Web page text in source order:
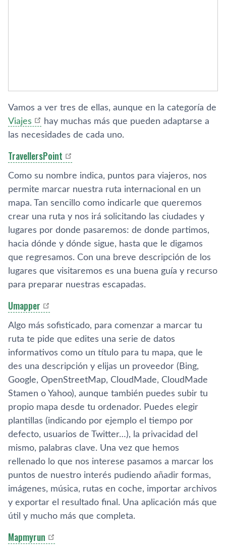
Vamos a ver tres de ellas, aunque en la categorí­a de
Viajes
hay muchas más que pueden adaptarse a
las necesidades de cada uno.
TravellersPoint
Como su nombre indica, puntos para viajeros, nos
permite marcar nuestra ruta internacional en un
mapa. Tan sencillo como indicarle que queremos
crear una ruta y nos irá solicitando las ciudades y
lugares por donde pasaremos: de donde partimos,
hacia dónde y dónde sigue, hasta que le digamos
que regresamos. Con una breve descripción de los
lugares que visitaremos es una buena guí­a y recurso
para preparar nuestras escapadas.
Umapper
Algo más sofisticado, para comenzar a marcar tu
ruta te pide que edites una serie de datos
informativos como un tí­tulo para tu mapa, que le
des una descripción y elijas un proveedor (Bing,
Google, OpenStreetMap, CloudMade, CloudMade
Stamen o Yahoo), aunque también puedes subir tu
propio mapa desde tu ordenador. Puedes elegir
plantillas (indicando por ejemplo el tiempo por
defecto, usuarios de Twitter…), la privacidad del
mismo, palabras clave. Una vez que hemos
rellenado lo que nos interese pasamos a marcar los
puntos de nuestro interés pudiendo añadir formas,
imágenes, música, rutas en coche, importar archivos
y exportar el resultado final. Una aplicación más que
útil y mucho más que completa.
Mapmyrun